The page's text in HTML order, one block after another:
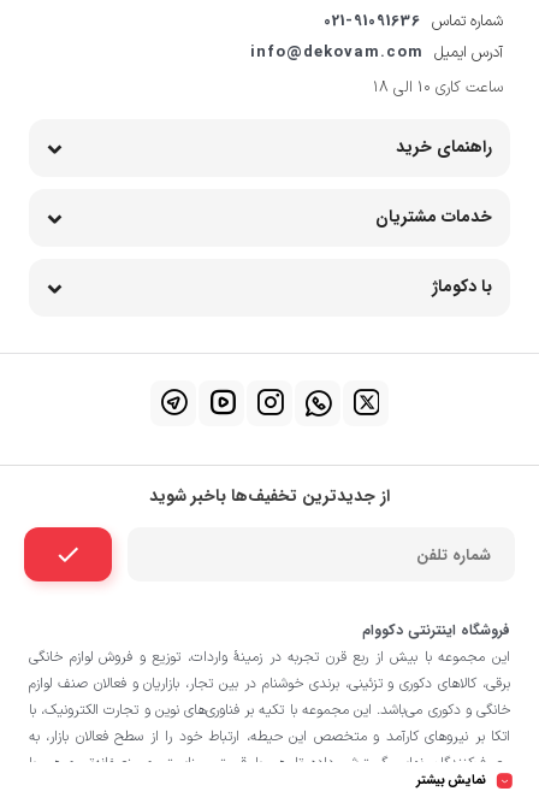
شماره تماس 021-91091636
آدرس ایمیل info@dekovam.com
ساعت کاری 10 الی 18
راهنمای خرید
خدمات مشتریان
با دکوماژ
از جدیدترین تخفیف‌ها باخبر شوید
فروشگاه اینترنتی دکووام
این مجموعه با بيش از ربع قرن تجربه در زمينۀ واردات، توزيع و فروش لوازم خانگی
برقی، کالاهای دکوری و تزئینی، برندی خوشنام در بين تجار، بازاريان و فعالان صنف لوازم
خانگی و دکوری می‌باشد. این مجموعه با تكيه بر فناوری‌های نوين و تجارت الكترونيک، با
اتکا بر نيروهای كارآمد و متخصص اين حيطه، ارتباط خود را از سطح فعالان بازار، به
مصرف‌كنندگان نهايی گسترش داده تا هم با قيمتی مناسبتر و منصفانه‌تر و هم با
خدماتی گسترده‌تر و كيفی‌تر در خدمت هموطنان عزیز در اقصی نقاط ميهنمان باشد.
نمایش بیشتر